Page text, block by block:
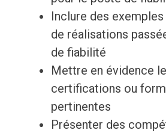
Inclure des
de réalisations
de fiabilité
Mettre en évidence
certifications ou
pertinentes
Présenter des